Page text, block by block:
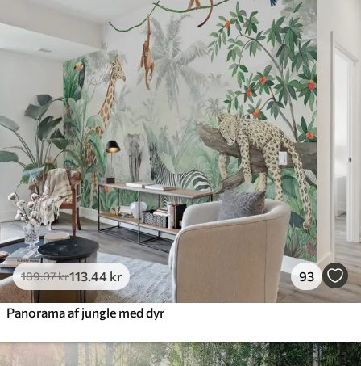
Standard
385.83 .50 kr/m²
Premium
448.33269.00kr/m²
Premium vinyl
516.67310.00kr/m²
Peel and Stick
666.67400.00 kr/m²
189.07kr113 .44 kr 93
Panorama af jungle med dyr